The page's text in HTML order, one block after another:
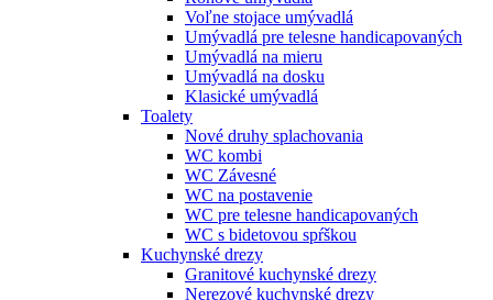
Voľne stojace umývadlá
Umývadlá pre telesne handicapovaných
Umývadlá na mieru
Umývadlá na dosku
Klasické umývadlá
Toalety
Nové druhy splachovania
WC kombi
WC Závesné
WC na postavenie
WC pre telesne handicapovaných
WC s bidetovou spŕškou
Kuchynské drezy
Granitové kuchynské drezy
Nerezové kuchynské drezy